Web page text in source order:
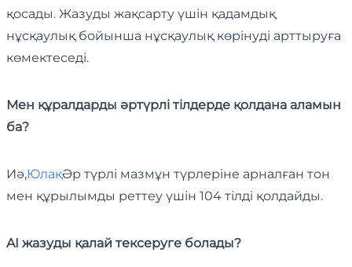
қосады. Жазуды жақсарту үшін қадамдық
нұсқаулық бойынша нұсқаулық көрінуді арттыруға
көмектеседі.
Мен құралдарды әртүрлі тілдерде қолдана аламын
ба?
Иә,ЮлақӘр түрлі мазмұн түрлеріне арналған тон
мен құрылымды реттеу үшін 104 тілді қолдайды.
AI жазуды қалай тексеруге болады?